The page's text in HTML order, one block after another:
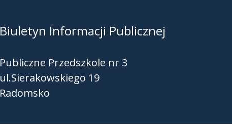
Biuletyn Informacji Publicznej
Publiczne Przedszkole nr 3
ul.Sierakowskiego 19
Radomsko